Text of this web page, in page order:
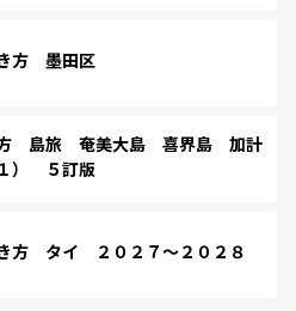
方 墨田区
島旅 奄美大島 喜界島 加計
） ５訂版
方 タイ ２０２７～２０２８